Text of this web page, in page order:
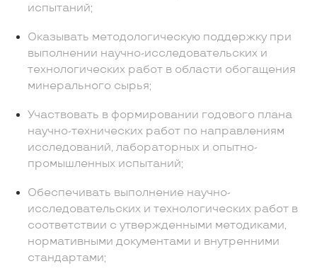
испытаний;
Оказывать методологическую поддержку при
выполнении научно-исследовательских и
технологических работ в области обогащения
минерального сырья;
Участвовать в формировании годового плана
научно-технических работ по направлениям
исследований, лабораторных и опытно-
промышленных испытаний;
Обеспечивать выполнение научно-
исследовательских и технологических работ в
соответствии с утвержденными методиками,
нормативными документами и внутренними
стандартами;